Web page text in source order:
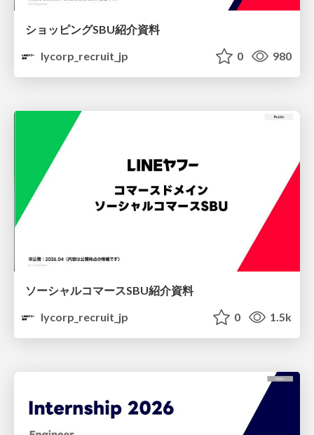
ショッピングSBU紹介資料
lycorp_recruit_jp
0 980
ソーシャルコマースSBU紹介資料
lycorp_recruit_jp
0 1.5k